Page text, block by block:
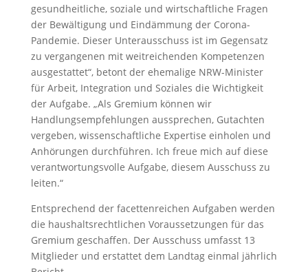
gesundheitliche, soziale und wirtschaftliche Fragen
der Bewältigung und Eindämmung der Corona-
Pandemie. Dieser Unterausschuss ist im Gegensatz
zu vergangenen mit weitreichenden Kompetenzen
ausgestattet“, betont der ehemalige NRW-Minister
für Arbeit, Integration und Soziales die Wichtigkeit
der Aufgabe. „Als Gremium können wir
Handlungsempfehlungen aussprechen, Gutachten
vergeben, wissenschaftliche Expertise einholen und
Anhörungen durchführen. Ich freue mich auf diese
verantwortungsvolle Aufgabe, diesem Ausschuss zu
leiten.“
Entsprechend der facettenreichen Aufgaben werden
die haushaltsrechtlichen Voraussetzungen für das
Gremium geschaffen. Der Ausschuss umfasst 13
Mitglieder und erstattet dem Landtag einmal jährlich